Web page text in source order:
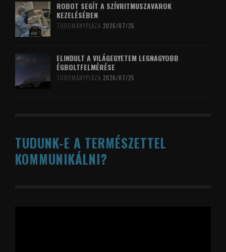
ROBOT SEGÍT A SZÍVRITMUSZAVAROK
KEZELÉSÉBEN
TUDOMÁNYPLÁZA 2026/07/26
ELINDULT A VILÁGEGYETEM LEGNAGYOBB
ÉGBOLTFELMÉRÉSE
TUDOMÁNYPLÁZA 2026/07/25
TUDUNK-E A TERMÉSZETTEL
KOMMUNIKÁLNI?